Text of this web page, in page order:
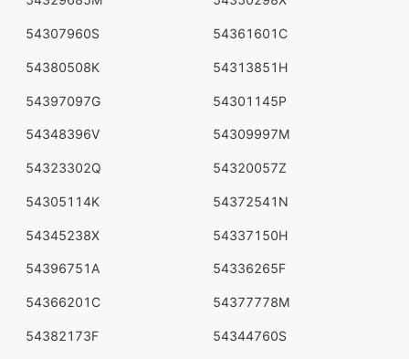
54307960S 54361601C
54380508K 54313851H
54397097G 54301145P
54348396V 54309997M
54323302Q 54320057Z
54305114K 54372541N
54345238X 54337150H
54396751A 54336265F
54366201C 54377778M
54382173F 54344760S